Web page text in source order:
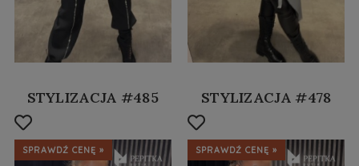
STYLIZACJA #485
SPRAWDŹ CENĘ »
STYLIZACJA #478
SPRAWDŹ CENĘ »